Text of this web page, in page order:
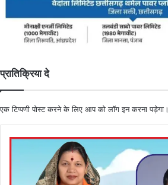
प्रातिक्रिया दे
एक टिप्पणी पोस्ट करने के लिए आप कोलॉग इनकरना पड़ेगा।